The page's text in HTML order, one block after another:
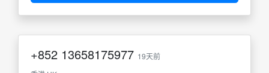
+852 13658175977 19天前